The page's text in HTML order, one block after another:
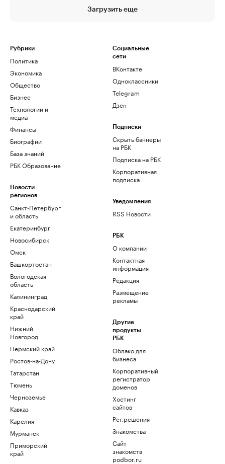
Загрузить еще
Рубрики
Политика
Экономика
Общество
Бизнес
Технологии и
медиа
Финансы
Биографии
База знаний
РБК Образование
Новости
регионов
Санкт-Петербург
и область
Екатеринбург
Новосибирск
Омск
Башкортостан
Вологодская
область
Калининград
Краснодарский
край
Нижний
Новгород
Пермский край
Ростов-на-Дону
Татарстан
Тюмень
Черноземье
Кавказ
Карелия
Мурманск
Приморский
край
Социальные
сети
ВКонтакте
Одноклассники
Telegram
Дзен
Подписки
Скрыть баннеры
на РБК
Подписка на РБК
Корпоративная
подписка
Уведомления
RSS Новости
РБК
О компании
Контактная
информация
Редакция
Размещение
рекламы
Другие
продукты
РБК
Облако для
бизнеса
Корпоративный
регистратор
доменов
Хостинг
сайтов
Рег.решения
Знакомства
Сайт
знакомств
podbor.ru